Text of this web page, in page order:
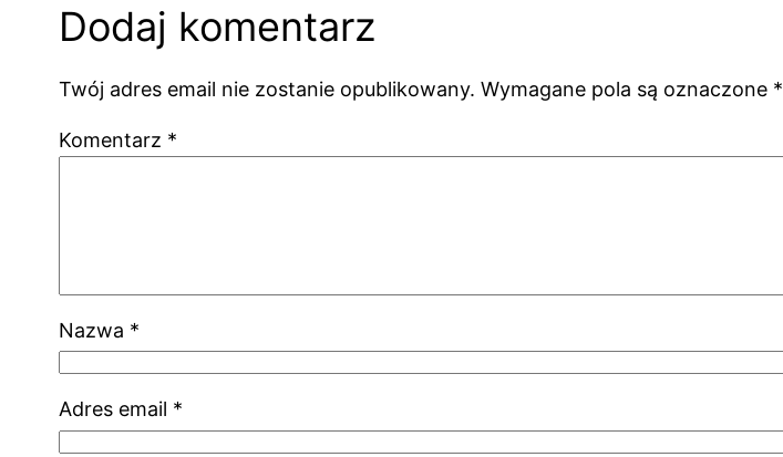
Dodaj komentarz
Twój adres email nie zostanie opublikowany. Wymagane pola są oznaczone *
Komentarz *
Nazwa *
Adres email *